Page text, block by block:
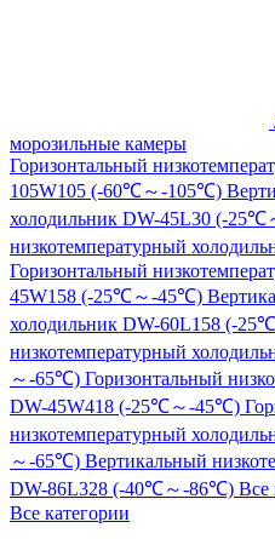
морозильные камеры
Горизонтальный
105W105 (-60℃～-105℃)
холодильник DW-45L30 (-
низкотемпературный
Горизонтальный
45W158 (-25℃～-45℃)
холодильник DW-60L158 (-
низкотемпературный
～-65℃) Горизонтальный
DW-45W418 (-25℃～-45℃)
низкотемпературный
～-65℃) Вертикальный
DW-86L328 (-40℃～-86℃) Все
Все категории